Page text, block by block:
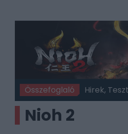
Összefoglaló Hirek,
Nioh 2